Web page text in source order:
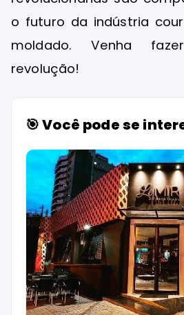
o futuro da indústria
moldado. Venha
revolução!
🎯 Você pode se